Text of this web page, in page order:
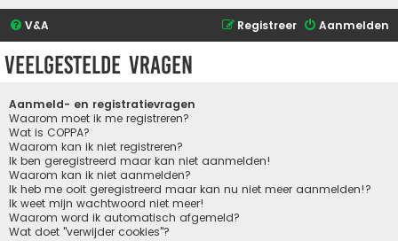
V&A Aanmelden
Registreer
Veelgestelde vragen
Aanmeld- en registratievragen
Waarom moet ik me registreren?
Wat is COPPA?
Waarom kan ik niet registreren?
Ik ben geregistreerd maar kan niet aanmelden!
Waarom kan ik niet aanmelden?
Ik heb me ooit geregistreerd maar kan nu niet meer aanmelden!?
Ik weet mijn wachtwoord niet meer!
Waarom word ik automatisch afgemeld?
Wat doet "verwijder cookies"?